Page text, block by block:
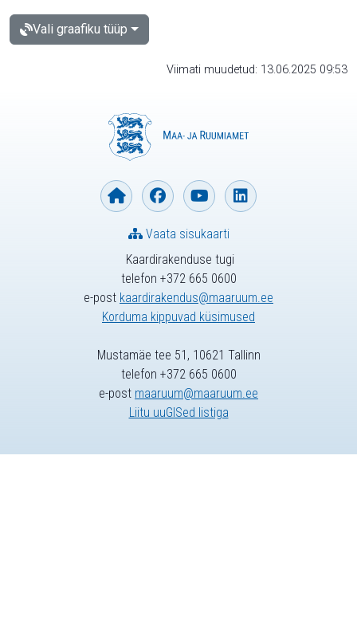
Vali graafiku tüüp
Viimati muudetud: 13.06.2025 09:53
Kaardirakenduse tugi
telefon +372 665 0600
e-post kaardirakendus@maaruum.ee
Korduma kippuvad küsimused
Vaata sisukaarti
Mustamäe tee 51, 10621 Tallinn
telefon +372 665 0600
e-post maaruum@maaruum.ee
Liitu uuGISed listiga